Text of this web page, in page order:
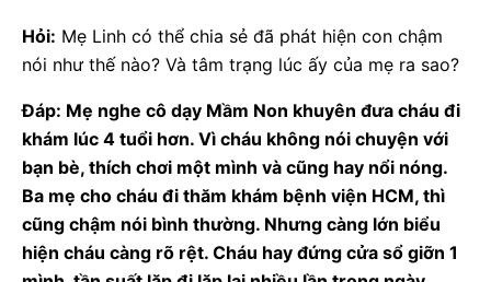
Hỏi: Mẹ Linh có thể chia sẻ đã phát hiện con chậm
nói như thế nào? Và tâm trạng lúc ấy của mẹ ra sao?
Đáp: Mẹ nghe cô dạy Mầm Non khuyên đưa cháu đi
khám lúc 4 tuổi hơn. Vì cháu không nói chuyện với
bạn bè, thích chơi một mình và cũng hay nổi nóng.
Ba mẹ cho cháu đi thăm khám bệnh viện HCM, thì
cũng chậm nói bình thường. Nhưng càng lớn biểu
hiện cháu càng rõ rệt. Cháu hay đứng cửa sổ giỡn 1